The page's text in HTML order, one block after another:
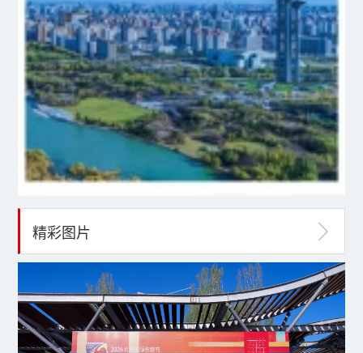
精彩图片